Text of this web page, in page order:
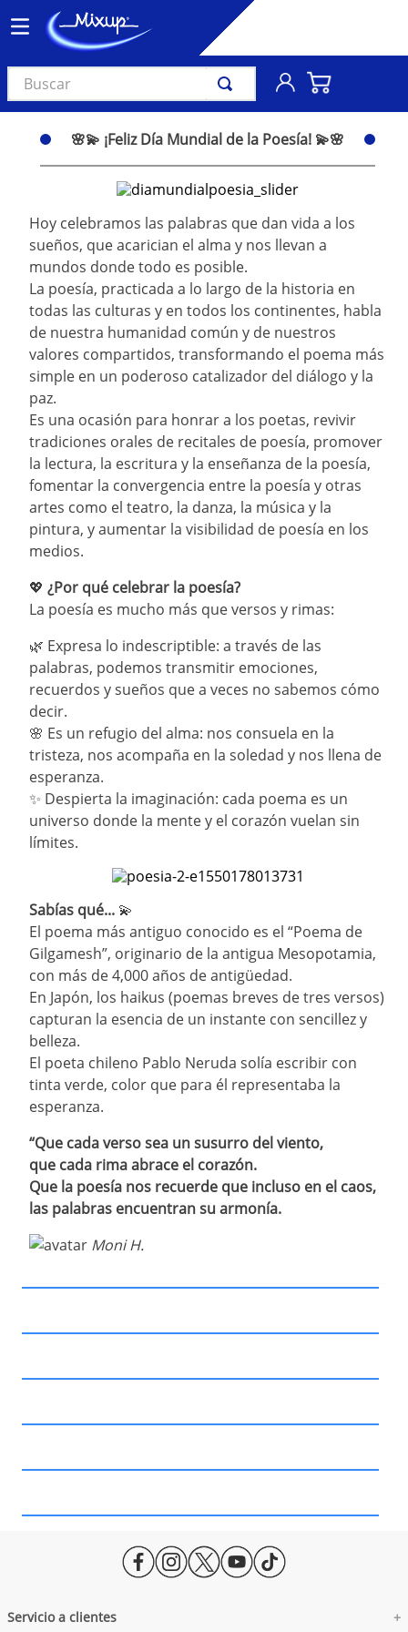
Buscar
🌸💫 ¡Feliz Día Mundial de la Poesía! 💫🌸
Hoy celebramos las palabras que dan vida a los
sueños, que acarician el alma y nos llevan a
mundos donde todo es posible.
La poesía, practicada a lo largo de la historia en
todas las culturas y en todos los continentes, habla
de nuestra humanidad común y de nuestros
valores compartidos, transformando el poema más
simple en un poderoso catalizador del diálogo y la
paz.
Es una ocasión para honrar a los poetas, revivir
tradiciones orales de recitales de poesía, promover
la lectura, la escritura y la enseñanza de la poesía,
fomentar la convergencia entre la poesía y otras
artes como el teatro, la danza, la música y la
pintura, y aumentar la visibilidad de poesía en los
medios.
💖 ¿Por qué celebrar la poesía?
La poesía es mucho más que versos y rimas:
🌿 Expresa lo indescriptible: a través de las
palabras, podemos transmitir emociones,
recuerdos y sueños que a veces no sabemos cómo
decir.
🌸 Es un refugio del alma: nos consuela en la
tristeza, nos acompaña en la soledad y nos llena de
esperanza.
✨ Despierta la imaginación: cada poema es un
universo donde la mente y el corazón vuelan sin
límites.
Sabías qué... 💫
El poema más antiguo conocido es el “Poema de
Gilgamesh”, originario de la antigua Mesopotamia,
con más de 4,000 años de antigüedad.
️En Japón, los haikus (poemas breves de tres versos)
capturan la esencia de un instante con sencillez y
belleza.
El poeta chileno Pablo Neruda solía escribir con
tinta verde, color que para él representaba la
esperanza.
“Que cada verso sea un susurro del viento,
que cada rima abrace el corazón.
Que la poesía nos recuerde que incluso en el caos,
las palabras encuentran su armonía.
Moni H.
Servicio a clientes +
1.
vinil
k-pop
4.
madonna
5.
ariana grande
6.
importados
7.
bts
8
manga
10
taylor swift